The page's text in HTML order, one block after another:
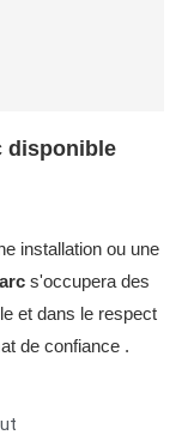
disponible
installation ou une
s'occupera des
et dans le respect
de confiance .